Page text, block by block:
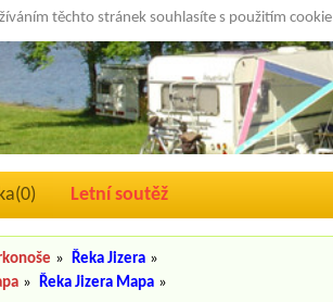
těchto stránek souhlasíte s použitím cookie
0) Letní soutěž
» Řeka Jizera »
» Řeka Jizera Mapa »